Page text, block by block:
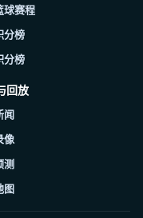
球赛程
分榜
分榜
回放
闻
像
测
图